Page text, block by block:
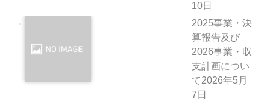
10日
2025事業・決
算報告及び
2026事業・収
支計画につい
て2026年5月
7日